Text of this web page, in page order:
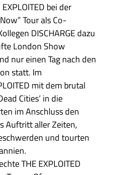
bei der
Tour als Co-
DISCHARGE dazu
London Show
nur einen Tag nach den
statt. Im
mit dem brutal
Cities’ in die
im Anschluss den
Auftritt aller Zeiten,
und tourten
THE EXPLOITED